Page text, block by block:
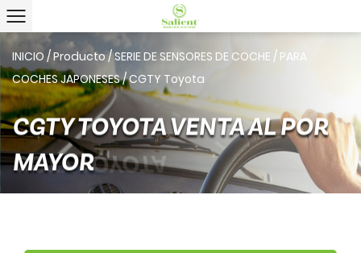
INICIO /Producto/SERIE DE SENSORES DE COCHE / PARA
COCHES JAPONESES/CGTY Toyota
CGTY TOYOTA VENTA AL POR
MAYOR